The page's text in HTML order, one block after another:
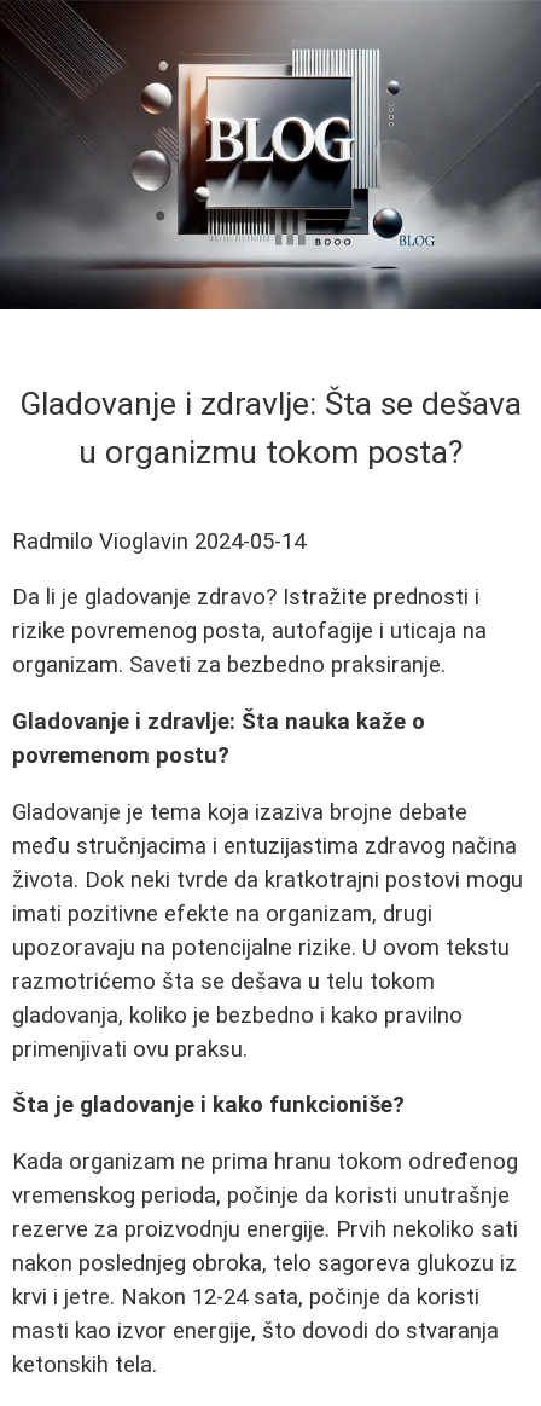
Gladovanje i zdravlje: Šta se dešava
u organizmu tokom posta?
Radmilo Vioglavin 2024-05-14
Da li je gladovanje zdravo? Istražite prednosti i
rizike povremenog posta, autofagije i uticaja na
organizam. Saveti za bezbedno praksiranje.
Gladovanje i zdravlje: Šta nauka kaže o
povremenom postu?
Gladovanje je tema koja izaziva brojne debate
među stručnjacima i entuzijastima zdravog načina
života. Dok neki tvrde da kratkotrajni postovi mogu
imati pozitivne efekte na organizam, drugi
upozoravaju na potencijalne rizike. U ovom tekstu
razmotrićemo šta se dešava u telu tokom
gladovanja, koliko je bezbedno i kako pravilno
primenjivati ovu praksu.
Šta je gladovanje i kako funkcioniše?
Kada organizam ne prima hranu tokom određenog
vremenskog perioda, počinje da koristi unutrašnje
rezerve za proizvodnju energije. Prvih nekoliko sati
nakon poslednjeg obroka, telo sagoreva glukozu iz
krvi i jetre. Nakon 12-24 sata, počinje da koristi
masti kao izvor energije, što dovodi do stvaranja
ketonskih tela.